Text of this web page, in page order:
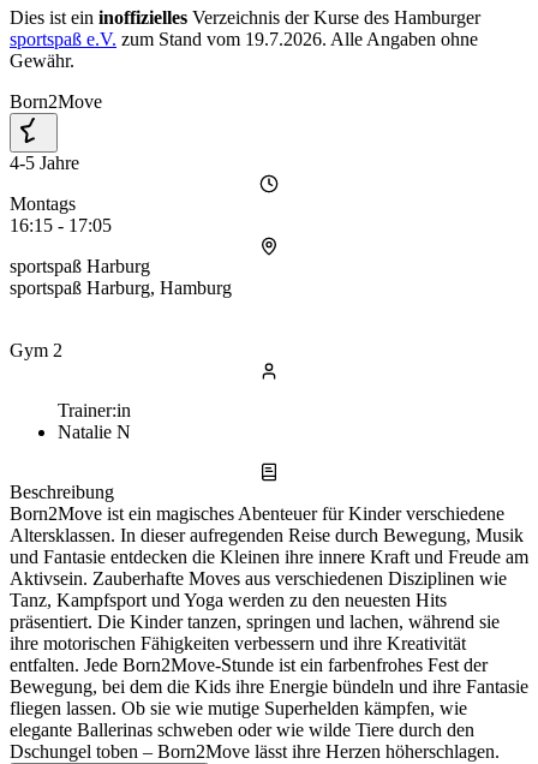
Dies ist ein inoffizielles Verzeichnis der Kurse des Hamburger
sportspaß e.V. zum Stand vom 19.7.2026. Alle Angaben ohne
Gewähr.
Born2Move
4-5 Jahre
Montags
16:15 - 17:05
sportspaß Harburg
sportspaß Harburg, Hamburg
Gym 2
Trainer:in
Natalie N
Beschreibung
Born2Move ist ein magisches Abenteuer für Kinder verschiedene
Altersklassen. In dieser aufregenden Reise durch Bewegung, Musik
und Fantasie entdecken die Kleinen ihre innere Kraft und Freude am
Aktivsein. Zauberhafte Moves aus verschiedenen Disziplinen wie
Tanz, Kampfsport und Yoga werden zu den neuesten Hits
präsentiert. Die Kinder tanzen, springen und lachen, während sie
ihre motorischen Fähigkeiten verbessern und ihre Kreativität
entfalten. Jede Born2Move-Stunde ist ein farbenfrohes Fest der
Bewegung, bei dem die Kids ihre Energie bündeln und ihre Fantasie
fliegen lassen. Ob sie wie mutige Superhelden kämpfen, wie
elegante Ballerinas schweben oder wie wilde Tiere durch den
Dschungel toben – Born2Move lässt ihre Herzen höherschlagen.